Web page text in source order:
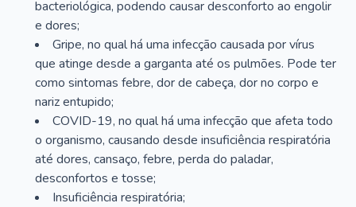
bacteriológica, podendo causar desconforto ao engolir
e dores;
Gripe, no qual há uma infecção causada por vírus
que atinge desde a garganta até os pulmões. Pode ter
como sintomas febre, dor de cabeça, dor no corpo e
nariz entupido;
COVID-19, no qual há uma infecção que afeta todo
o organismo, causando desde insuficiência respiratória
até dores, cansaço, febre, perda do paladar,
desconfortos e tosse;
Insuficiência respiratória;